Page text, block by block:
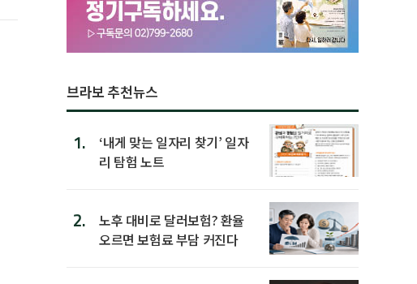
브라보 추천뉴스
1.
‘내게 맞는 일자리 찾기’ 일자
리 탐험 노트
2.
노후 대비로 달러보험? 환율
오르면 보험료 부담 커진다